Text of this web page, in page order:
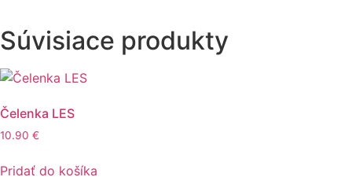
Súvisiace produkty
Čelenka LES
10.90 €
Pridať do košíka